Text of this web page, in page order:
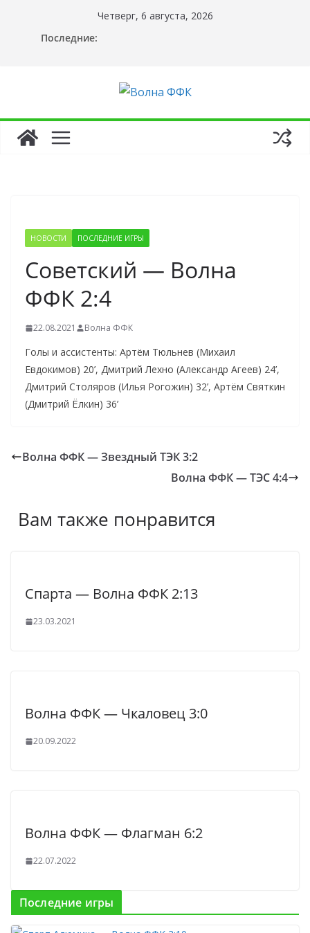
содержимому
Четверг, 6 августа, 2026
Последние:
НОВОСТИ ПОСЛЕДНИЕ ИГРЫ
Советский — Волна
ФФК 2:4
22.08.2021 Волна ФФК
Голы и ассистенты: Артём Тюльнев (Михаил
Евдокимов) 20’, Дмитрий Лехно (Александр Агеев) 24’,
Дмитрий Столяров (Илья Рогожин) 32’, Артём Святкин
(Дмитрий Ёлкин) 36’
Волна ФФК — Звездный ТЭК 3:2
Волна ФФК — ТЭС 4:4
Вам также понравится
Спарта — Волна ФФК 2:13
23.03.2021
Волна ФФК — Чкаловец 3:0
20.09.2022
Волна ФФК — Флагман 6:2
22.07.2022
Последние игры